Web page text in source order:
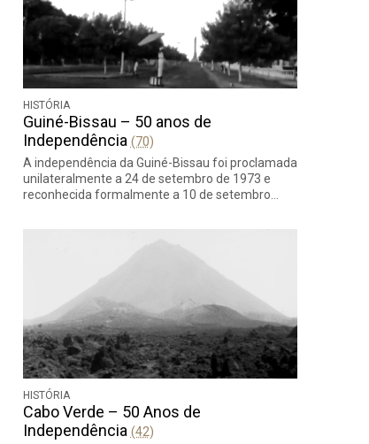
HISTÓRIA
Guiné-Bissau – 50 anos de
Independência (70)
A independência da Guiné-Bissau foi proclamada
unilateralmente a 24 de setembro de 1973 e
reconhecida formalmente a 10 de setembro…
HISTÓRIA
Cabo Verde – 50 Anos de
Independência (42)